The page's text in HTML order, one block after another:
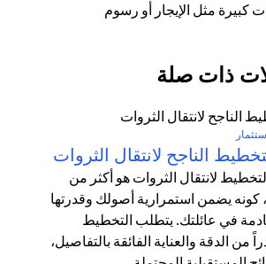
ذات صلة
الناجح لانتقال الثروات
لانتقال الثروات هو أكثر من
يضمن استمرارية أصولك وقدرتها
في عائلتك. يتطلب التخطيط
من الدقة والعناية الفائقة بالتفاصيل،